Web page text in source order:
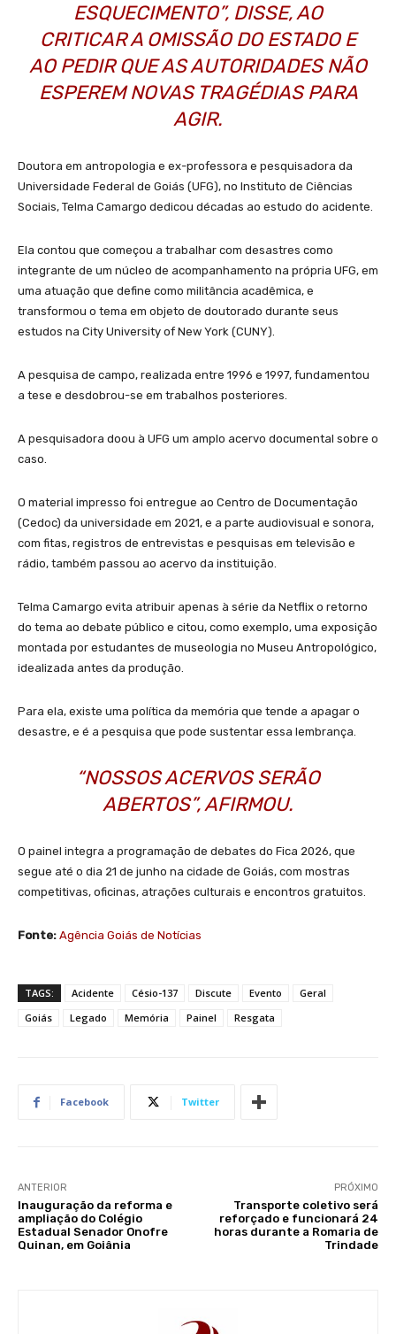
ESQUECIMENTO”, DISSE, AO
CRITICAR A OMISSÃO DO ESTADO E
AO PEDIR QUE AS AUTORIDADES NÃO
ESPEREM NOVAS TRAGÉDIAS PARA
AGIR.
Doutora em antropologia e ex-professora e pesquisadora da
Universidade Federal de Goiás (UFG), no Instituto de Ciências
Sociais, Telma Camargo dedicou décadas ao estudo do acidente.
Ela contou que começou a trabalhar com desastres como
integrante de um núcleo de acompanhamento na própria UFG, em
uma atuação que define como militância acadêmica, e
transformou o tema em objeto de doutorado durante seus
estudos na City University of New York (CUNY).
A pesquisa de campo, realizada entre 1996 e 1997, fundamentou
a tese e desdobrou-se em trabalhos posteriores.
A pesquisadora doou à UFG um amplo acervo documental sobre o
caso.
O material impresso foi entregue ao Centro de Documentação
(Cedoc) da universidade em 2021, e a parte audiovisual e sonora,
com fitas, registros de entrevistas e pesquisas em televisão e
rádio, também passou ao acervo da instituição.
Telma Camargo evita atribuir apenas à série da Netflix o retorno
do tema ao debate público e citou, como exemplo, uma exposição
montada por estudantes de museologia no Museu Antropológico,
idealizada antes da produção.
Para ela, existe uma política da memória que tende a apagar o
desastre, e é a pesquisa que pode sustentar essa lembrança.
“NOSSOS ACERVOS SERÃO
ABERTOS”, AFIRMOU.
O painel integra a programação de debates do Fica 2026, que
segue até o dia 21 de junho na cidade de Goiás, com mostras
competitivas, oficinas, atrações culturais e encontros gratuitos.
Fonte: Agência Goiás de Notícias
TAGS: Acidente Césio-137 Discute Evento
Geral
Goiás
Legado Memória Painel Resgata
Facebook Twitter
ANTERIOR
Inauguração da reforma e
ampliação do Colégio
Estadual Senador Onofre
Quinan, em Goiânia
PRÓXIMO
Transporte coletivo será
reforçado e funcionará 24
horas durante a Romaria de
Trindade